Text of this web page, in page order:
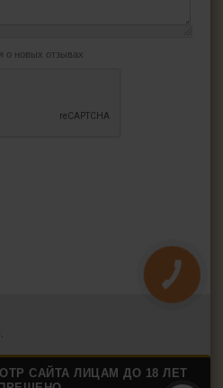
о новых отзывах
САЙТА ЛИЦАМ ДО 18 ЛЕТ
КНОПКА
ЗВ'ЯЗКУ